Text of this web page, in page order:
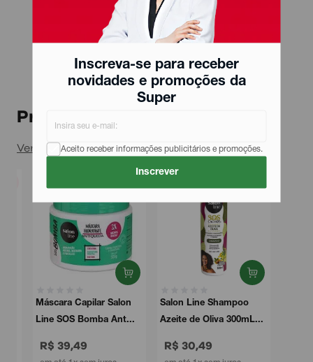
Inscreva-se para receber
novidades e promoções da
Super
Aceito receber informações publicitários e promoções.
Inscrever
Produtos relacionados
Ver todos
Máscara Capilar Salon
Line SOS Bomba Ant...
R$ 39,49
Salon Line Shampoo
Azeite de Oliva 300mL...
R$ 30,49